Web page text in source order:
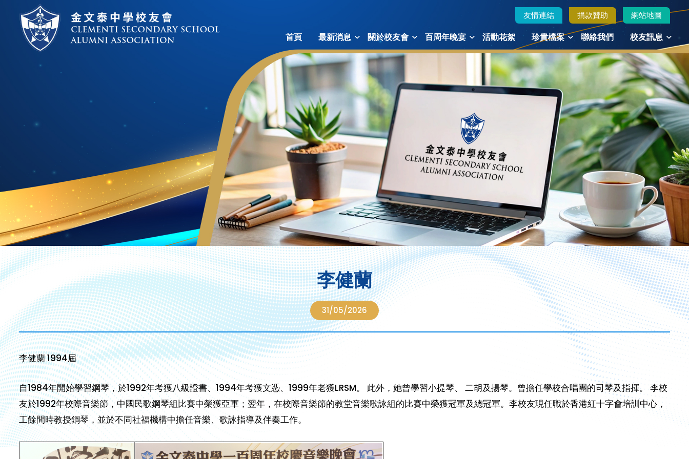
友情連結 捐款贊助 網站地圖
首頁 最新消息 關於校友會 百周年晚宴 活動花絮 珍貴檔案 聯絡我們 校友訊息
李健蘭
31/05/2026
李健蘭 1994屆
自1984年開始學習鋼琴，於1992年考獲八級證書、1994年考獲文憑、1999年老獲LRSM。 此外，她曾學習小提琴、 二胡及揚琴。曾擔任學校合唱團的司琴及指揮。 李校
友於1992年校際音樂節，中國民歌鋼琴組比賽中榮獲亞軍；翌年，在校際音樂節的教堂音樂歌詠組的比賽中榮獲冠軍及總冠軍。李校友現任職於香港紅十字會培訓中心，
工餘間時教授鋼琴，並於不同社福機構中擔任音樂、歌詠指導及伴奏工作。